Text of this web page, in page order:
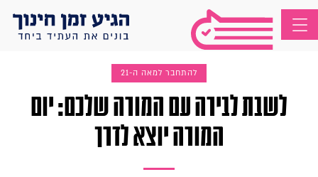
להתחבר למאה ה-21
לשבת לבירה עם המורה שלכם: יום
המורה יוצא לדרך